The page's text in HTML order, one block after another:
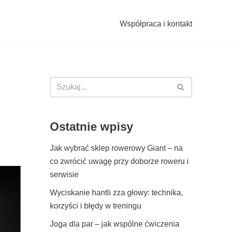
Współpraca i kontakt
Ostatnie wpisy
Jak wybrać sklep rowerowy Giant – na
co zwrócić uwagę przy doborze roweru i
serwisie
Wyciskanie hantli zza głowy: technika,
korzyści i błędy w treningu
Joga dla par – jak wspólne ćwiczenia